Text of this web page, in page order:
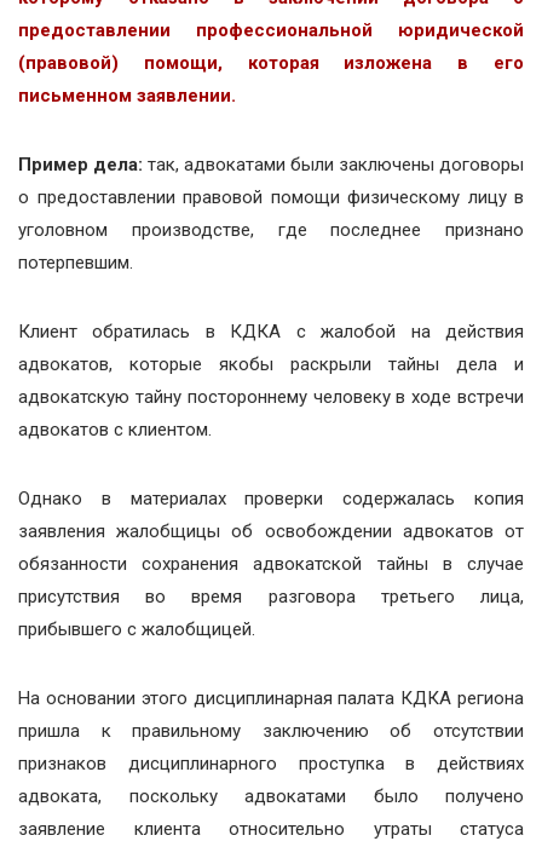
предоставлении профессиональной юридической
(правовой) помощи, которая изложена в его
письменном заявлении.
Пример дела: так, адвокатами были заключены договоры
о предоставлении правовой помощи физическому лицу в
уголовном производстве, где последнее признано
потерпевшим.
Клиент обратилась в КДКА с жалобой на действия
адвокатов, которые якобы раскрыли тайны дела и
адвокатскую тайну постороннему человеку в ходе встречи
адвокатов с клиентом.
Однако в материалах проверки содержалась копия
заявления жалобщицы об освобождении адвокатов от
обязанности сохранения адвокатской тайны в случае
присутствия во время разговора третьего лица,
прибывшего с жалобщицей.
На основании этого дисциплинарная палата КДКА региона
пришла к правильному заключению об отсутствии
признаков дисциплинарного проступка в действиях
адвоката, поскольку адвокатами было получено
заявление клиента относительно утраты статуса